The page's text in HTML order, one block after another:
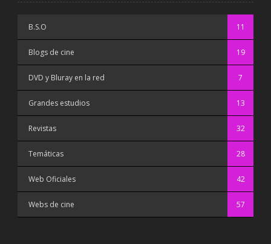
B.S.O 11
Blogs de cine 19
DVD y Bluray en la red 7
Grandes estudios 13
Revistas 32
Temáticas 28
Web Oficiales 42
Webs de cine 57